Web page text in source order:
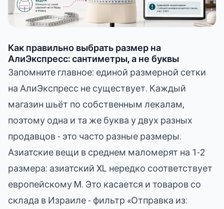
Как правильно выбрать размер на
АлиЭкспресс: сантиметры, а не буквы
Запомните главное: единой размерной сетки
на АлиЭкспресс не существует. Каждый
магазин шьёт по собственным лекалам,
поэтому одна и та же буква у двух разных
продавцов - это часто разные размеры.
Азиатские вещи в среднем маломерят на 1-2
размера: азиатский XL нередко соответствует
европейскому M. Это касается и товаров со
склада в Израиле - фильтр «Отправка из: